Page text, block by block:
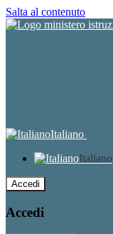
Salta al contenuto
Italiano
Italiano
Accedi
Accedi